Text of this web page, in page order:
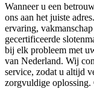
Wanneer u een
ons aan het juiste
ervaring,
gecertificeerde
bij elk probleem met
van Nederland. Wij
service, zodat u altijd
zorgvuldige oplossing.